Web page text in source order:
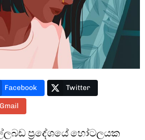
Facebook Twitter
Gmail
ප්‍රදේශයේ හෝටලයක